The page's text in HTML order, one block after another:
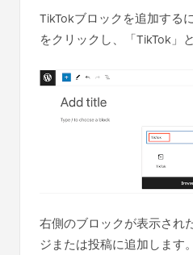
TikTokブロックを追加する
をクリックし、「TikTok」
右側のブロックが表示され
ジまたは投稿に追加します。